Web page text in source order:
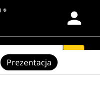
person
Prezentacja